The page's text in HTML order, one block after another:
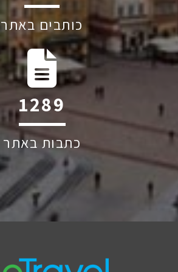
כותבים באתר
1830
כתבות באתר